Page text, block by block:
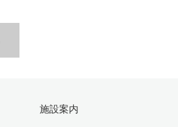
施設案内